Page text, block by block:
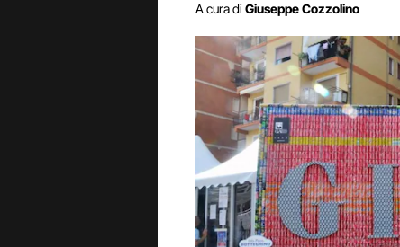
A cura di Giuseppe Cozzolino